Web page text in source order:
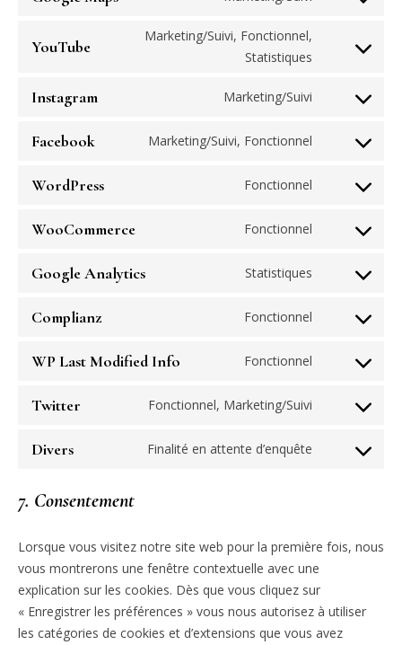
service
Consent
service
maps
YouTube
Marketing/Suivi, Fonctionnel,
Statistiques
Consent
service
Instagram Marketing/Suivi
Consent
service
Facebook Marketing/Suivi, Fonctionnel
Consent
service
WordPress Fonctionnel
Consent
service
WooCommerce Fonctionnel
Consent
service
Google Analytics Statistiques
Consent
service
analytics
Complianz Fonctionnel
Consent
service
WP Last Modified Info Fonctionnel
Consent
service
Twitter Fonctionnel, Marketing/Suivi
Consent
service
Divers Finalité en attente d’enquête
Consent
7. Consentement
Lorsque vous visitez notre site web pour la première fois, nous
vous montrerons une fenêtre contextuelle avec une
explication sur les cookies. Dès que vous cliquez sur
« Enregistrer les préférences » vous nous autorisez à utiliser
les catégories de cookies et d’extensions que vous avez